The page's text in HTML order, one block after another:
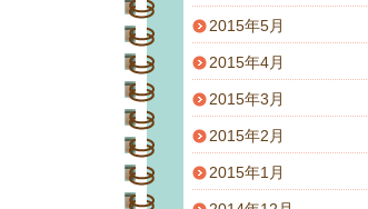
2015年5月
2015年4月
2015年3月
2015年2月
2015年1月